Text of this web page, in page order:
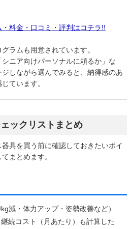
料金・口コミ・評判はコチラ!!
ラムも用意されています。
シニア向けパーソナルに頼るか」な
しながら選んでみると、納得感のあ
ています。
ックリストまとめ
具を買う前に確認しておきたいポイ
まとめます。
減・体力アップ・姿勢改善など）
続コスト（月あたり）も計算した